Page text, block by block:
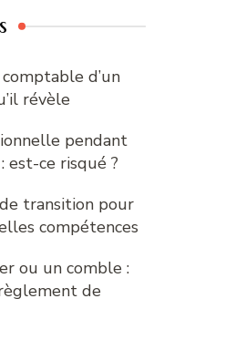
d’un
révèle
pendant
est-ce risqué ?
transition pour
compétences
ou un comble :
de